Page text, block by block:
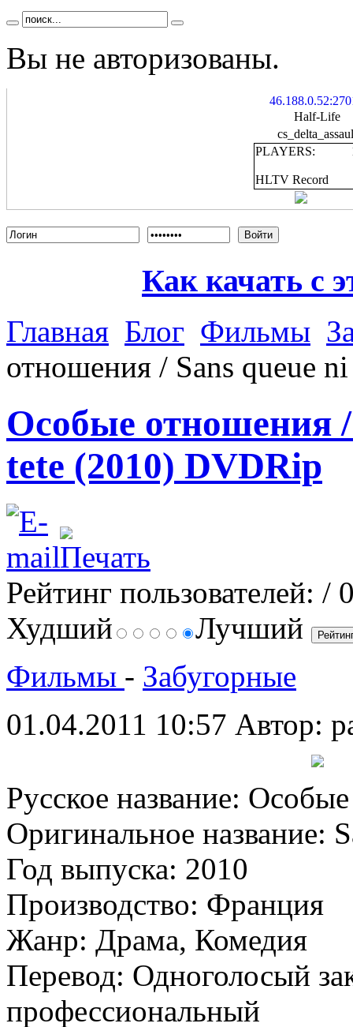
Вы не авторизованы.
Half-Life
PLAYERS:
HLTV Record
Войти
Как качать с
Главная Блог Фильмы
отношения / Sans queue
Особые отношения /
tete (2010) DVDRip
Рейтинг пользователей: /
Худший
Лучший
Фильмы - Забугорные
01.04.2011 10:57 Автор:
Русское название:
Оригинальное название:
Год выпуска: 2010
Производство: Франция
Жанр: Драма, Комедия
Перевод: Одноголосый
профессиональный